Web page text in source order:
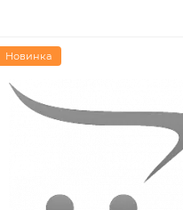
Новинка